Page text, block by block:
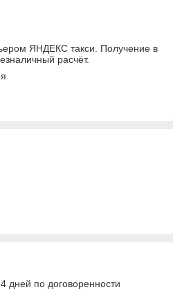
ЯНДЕКС такси. Получение в
расчёт.
дней по договоренности